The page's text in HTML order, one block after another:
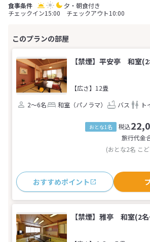
夕・朝食付き
チェックイン15:00 チェックアウト10:00
【禁煙】平安亭 和室
【広さ】12畳
2～6名
和室（パノラマ） バス ト
おとな1名 税込
旅行代金
(おとな2名 こ
おすすめポイント
【禁煙】雅亭 和室(2